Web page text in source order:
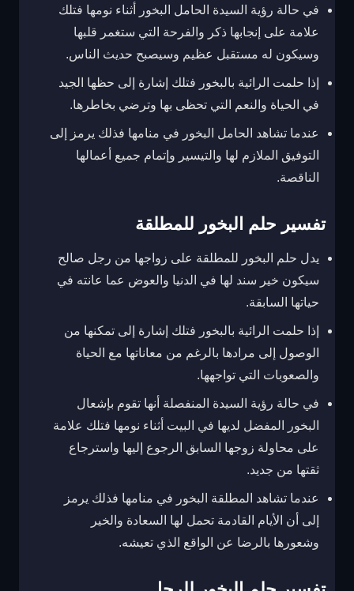
في حالة رؤية السيدة الحامل البخور أثناء نومها فتلك
علامة على إنجابها ذكر والفرحة التي ستغمر قلبها
وسيكون له مستقبل عظيم وسيصبح حديث الناس.
إذا حلمت الرائية بالبخور فتلك إشارة إلى حظها الجيد
في الحياة والنعم التي تحظى بها وترضي بخاطرها.
عندما تشاهد الحامل البخور في منامها فذلك يرمز إلى
التوفيق الملازم لها والتيسير وإتمام جميع أعمالها
الناقصة.
تفسير حلم البخور للمطلقة
يدل حلم البخور للمطلقة على زواجها من رجل صالح
سيكون خير سند لها في الدنيا والعوض عما عانته في
حياتها السابقة.
إذا حلمت الرائية بالبخور فتلك إشارة إلى تمكنها من
الوصول إلى مرادها بالرغم من معاناتها مع الحياة
والصعوبات التي تواجهها.
في حالة رؤية السيدة المنفصلة أنها تقوم بإشعال
البخور المفضل لديها في البيت أثناء نومها فتلك علامة
على محاولة زوجها السابق الرجوع إليها واسترجاع
ثقتها من جديد.
عندما تشاهد المطلقة البخور في منامها فذلك يرمز
إلى أن الأيام القادمة تحمل لها السعادة والخير
وشعورها بالرضا عن الواقع الذي تعيشه.